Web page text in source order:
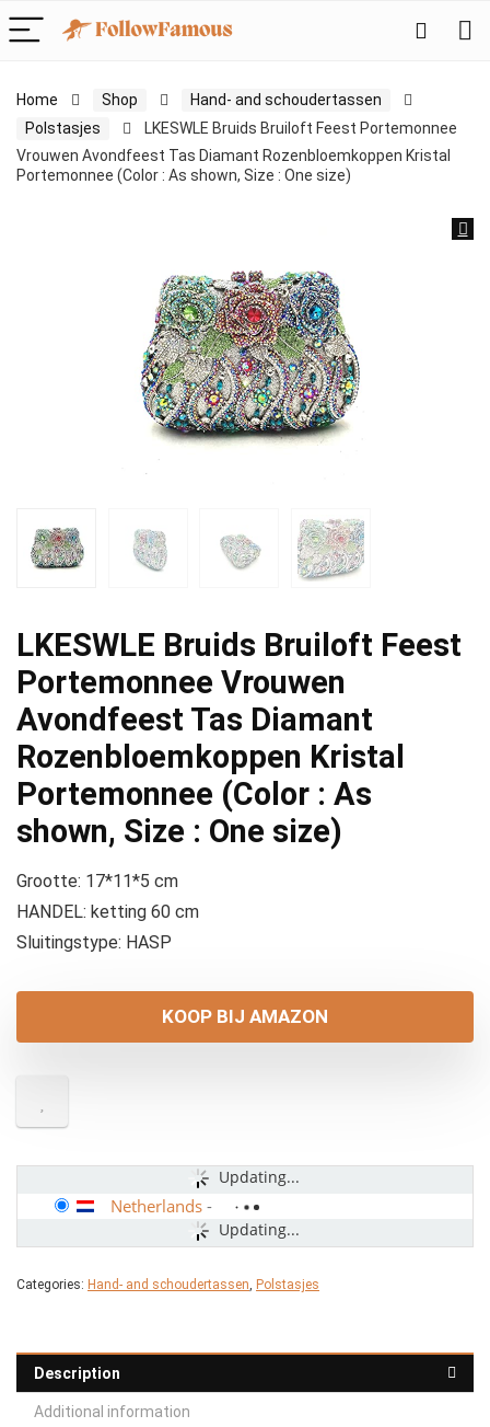
Home Shop
Hand- and schoudertassen
Polstasjes
LKESWLE Bruids Bruiloft Feest Portemonnee
Vrouwen Avondfeest Tas Diamant Rozenbloemkoppen Kristal
Portemonnee (Color : As shown, Size : One size)
LKESWLE Bruids Bruiloft Feest
Portemonnee Vrouwen
Avondfeest Tas Diamant
Rozenbloemkoppen Kristal
Portemonnee (Color : As
shown, Size : One size)
Grootte: 17*11*5 cm
HANDEL: ketting 60 cm
Sluitingstype: HASP
KOOP BIJ AMAZON
Updating...
Updating...
Netherlands -
Categories: Hand- and schoudertassen, Polstasjes
Description
Additional information